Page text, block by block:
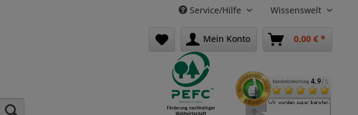
Service/Hilfe Wissenswelt
Mein Konto 0,00 € *